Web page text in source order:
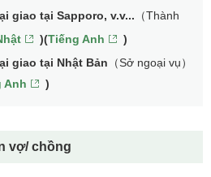
giao tại Sapporo, v.v... （Thành
)(Tiếng Anh
)
giao tại Nhật Bản （Sở ngoại vụ）
Anh )
vợ/ chồng